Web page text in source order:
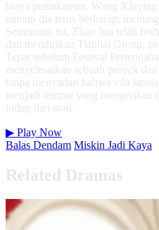
biaya pemakaman. Wang Xiuying
namun dia terus berharap,
Sementara itu, Zhao Jun telah
dan mendirikan Tianhai Group,
Tepat sebelum Festival
menyelesaikan sebuah proyek
tanpa menyadari bahwa vila
menjadi tempat yang mengerikan
hidup dan mati.
▶ Play Now
Balas Dendam Miskin Jadi Kaya
Related Dramas